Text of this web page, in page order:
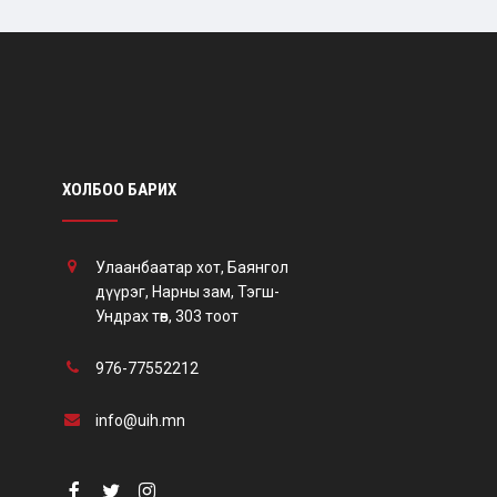
ХОЛБОО БАРИХ
Улаанбаатар хот, Баянгол
дүүрэг, Нарны зам, Тэгш-
Ундрах төв, 303 тоот
976-77552212
info@uih.mn